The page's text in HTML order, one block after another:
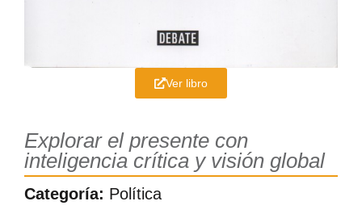
Ver libro
Explorar el presente con
inteligencia crítica y visión global
Categoría: Política